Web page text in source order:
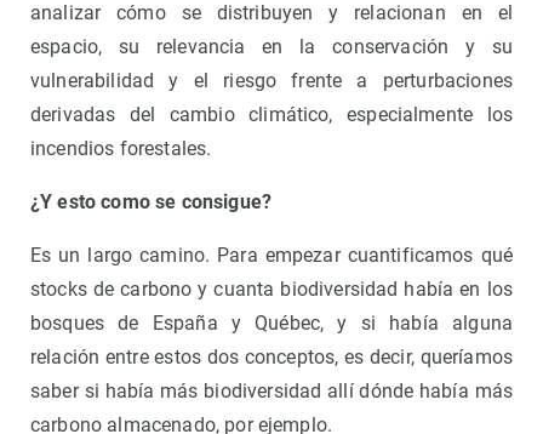
analizar cómo se distribuyen y relacionan en el
espacio, su relevancia en la conservación y su
vulnerabilidad y el riesgo frente a perturbaciones
derivadas del cambio climático, especialmente los
incendios forestales.
¿Y esto como se consigue?
Es un largo camino. Para empezar cuantificamos qué
stocks de carbono y cuanta biodiversidad había en los
bosques de España y Québec, y si había alguna
relación entre estos dos conceptos, es decir, queríamos
saber si había más biodiversidad allí dónde había más
carbono almacenado, por ejemplo.